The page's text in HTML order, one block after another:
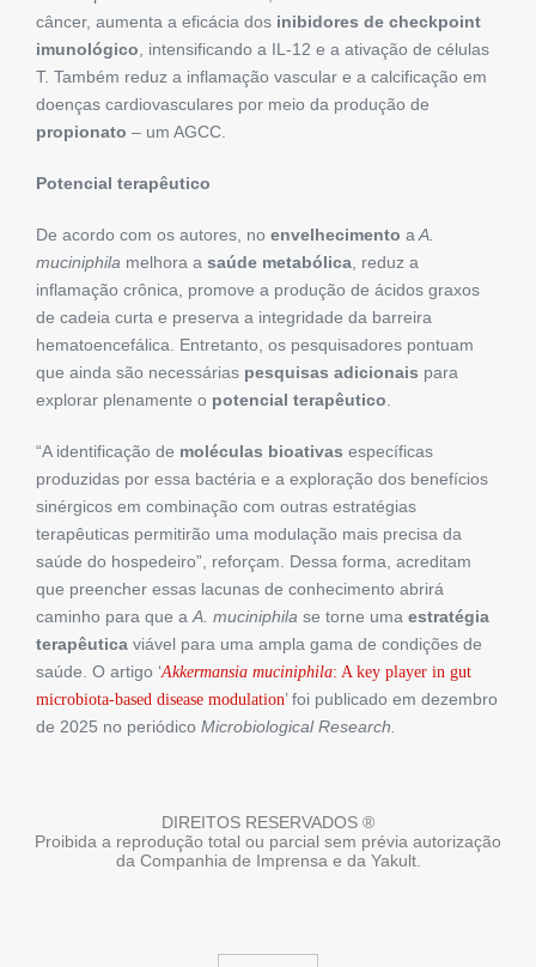
câncer, aumenta a eficácia dos inibidores de checkpoint
imunológico, intensificando a IL-12 e a ativação de células
T. Também reduz a inflamação vascular e a calcificação em
doenças cardiovasculares por meio da produção de
propionato – um AGCC.
Potencial terapêutico
De acordo com os autores, no envelhecimento aA.
muciniphila melhora a saúde metabólica, reduz a
inflamação crônica, promove a produção de ácidos graxos
de cadeia curta e preserva a integridade da barreira
hematoencefálica. Entretanto, os pesquisadores pontuam
que ainda são necessárias pesquisas adicionais para
explorar plenamente o potencial terapêutico.
“A identificação de moléculas bioativas específicas
produzidas por essa bactéria e a exploração dos benefícios
sinérgicos em combinação com outras estratégias
terapêuticas permitirão uma modulação mais precisa da
saúde do hospedeiro”, reforçam. Dessa forma, acreditam
que preencher essas lacunas de conhecimento abrirá
caminho para que aA. muciniphila se torne uma estratégia
terapêutica viável para uma ampla gama de condições de
saúde. O artigo ‘Akkermansia muciniphila: A key player in gut
microbiota-based disease modulation’ foi publicado em dezembro
de 2025 no periódico Microbiological Research.
DIREITOS RESERVADOS ®
Proibida a reprodução total ou parcial sem prévia autorização
da Companhia de Imprensa e da Yakult.